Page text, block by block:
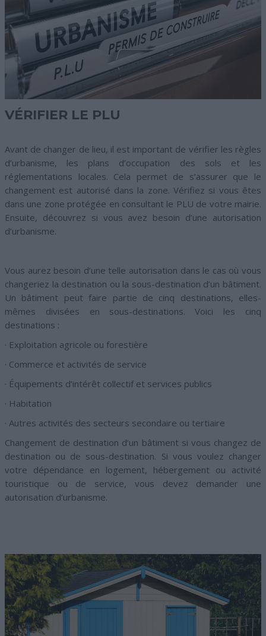
VÉRIFIER LE PLU
Avant de changer de lieu, il est important de vérifier les règles
d’urbanisme, les plans d’occupation des sols et les
réglementations locales. Cela permet de s’assurer que le
changement est autorisé dans la zone. Vérifiez si vous êtes
dans une zone protégée en consultant le PLU de votre mairie.
Ensuite, découvrez si vous avez besoin d’une autorisation
d’urbanisme.
Vous aurez besoin d’une telle autorisation dans le cas où vous
changeriez la destination ou la sous-destination d’un bâtiment.
Un bâtiment peut faire partie de cinq destinations, elles-
mêmes divisées en sous-destinations. Voici les cinq
destinations :
· Exploitation agricole ou forestière
· Commerce et activités de service
· Équipements d’intérêt collectif et services publics
· Habitation
· Autres activités des secteurs secondaire ou tertiaire
Changement de destination d’un bâtiment si vous changez de
destination ou de sous-destination. Si vous voulez changer
votre dépendance en logement, hébergement ou activité
touristique ou de service, vous devez demander une
autorisation d’urbanisme.